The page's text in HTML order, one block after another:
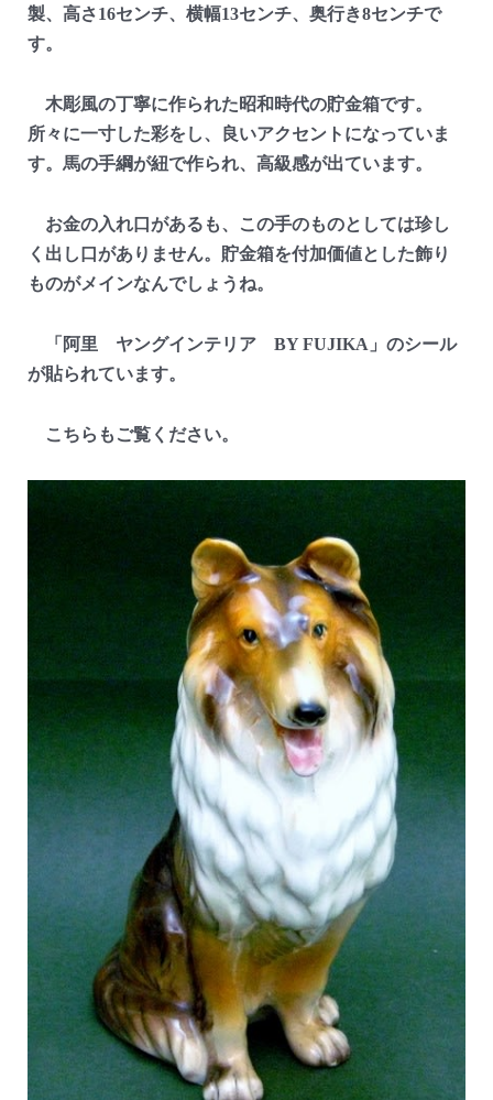
製、高さ16センチ、横幅13センチ、奥行き8センチで
す。
木彫風の丁寧に作られた昭和時代の貯金箱です。
所々に一寸した彩をし、良いアクセントになっていま
す。馬の手綱が紐で作られ、高級感が出ています。
お金の入れ口があるも、この手のものとしては珍し
く出し口がありません。貯金箱を付加価値とした飾り
ものがメインなんでしょうね。
「阿里 ヤングインテリア BY FUJIKA」のシール
が貼られています。
こちらもご覧ください。